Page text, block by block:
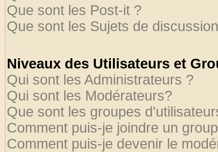
Que sont les Post-it ?
Que sont les Sujets de
Niveaux des Utilisateurs et
Qui sont les Administrateurs ?
Qui sont les Modérateurs?
Que sont les groupes
Comment puis-je joindre un
Comment puis-je devenir le